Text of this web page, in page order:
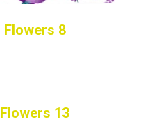
Flowers 8
Flowers 13